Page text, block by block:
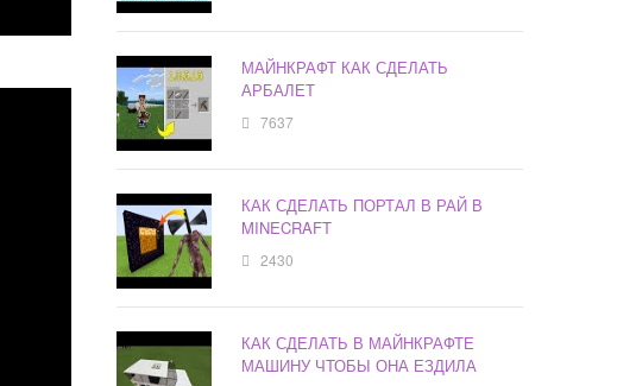
МАЙНКРАФТ КАК СДЕЛАТЬ
АРБАЛЕТ
7637
КАК СДЕЛАТЬ ПОРТАЛ В РАЙ В
MINECRAFT
2430
КАК СДЕЛАТЬ В МАЙНКРАФТЕ
МАШИНУ ЧТОБЫ ОНА ЕЗДИЛА